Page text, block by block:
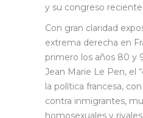
y su congreso reciente.
Con gran claridad
extrema derecha en
primero los años 80 y
Jean Marie Le Pen, el
la política francesa,
contra inmigrantes,
homosexuales y